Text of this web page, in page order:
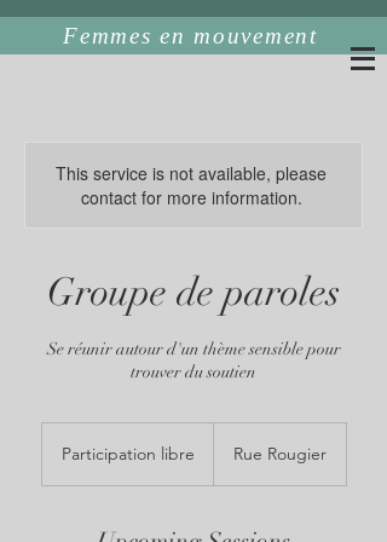
Femmes en mouvement
Psychothérapie orientée solutions
This service is not available, please
contact for more information.
Groupe de paroles
Se réunir autour d'un thème sensible pour
trouver du soutien
Participation libre Rue Rougier